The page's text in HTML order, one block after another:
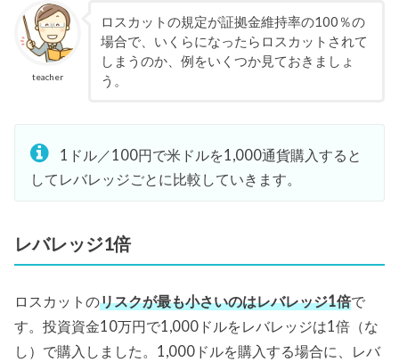
teacher
ロスカットの規定が証拠金維持率の100％の
場合で、いくらになったらロスカットされて
しまうのか、例をいくつか見ておきましょ
う。
1ドル／100円で米ドルを1,000通貨購入すると
してレバレッジごとに比較していきます。
レバレッジ1倍
ロスカットのリスクが最も小さいのはレバレッジ1倍で
す。投資資金10万円で1,000ドルをレバレッジは1倍（な
し）で購入しました。1,000ドルを購入する場合に、レバ